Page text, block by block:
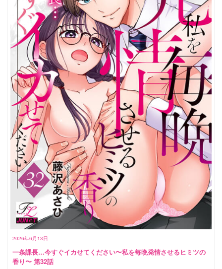
2026年6月13日
一条課長…今すぐイカせてください〜私を毎晩発情させるヒミツの
香り〜 第32話